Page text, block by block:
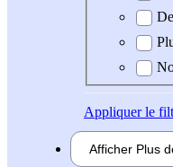
Appliquerle
Afficher Plus